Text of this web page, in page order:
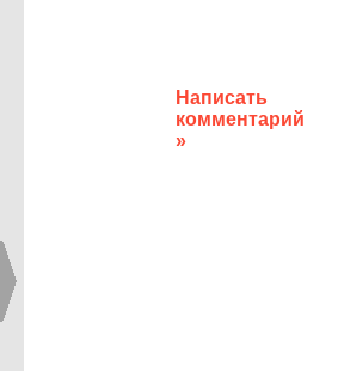
Написать
комментарий
»